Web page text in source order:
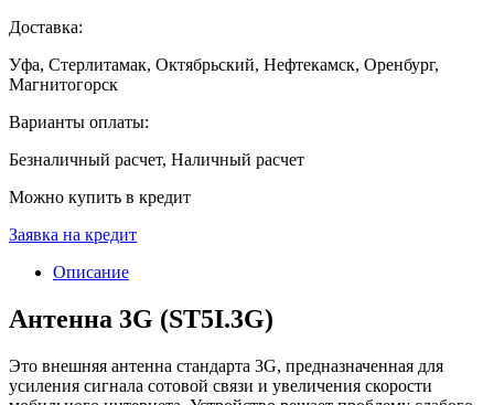
Доставка:
Уфа, Стерлитамак, Октябрьский, Нефтекамск, Оренбург,
Магнитогорск
Варианты оплаты:
Безналичный расчет, Наличный расчет
Можно купить в кредит
Заявка на кредит
Описание
Антенна 3G (ST5I.3G)
Это внешняя антенна стандарта 3G, предназначенная для
усиления сигнала сотовой связи и увеличения скорости